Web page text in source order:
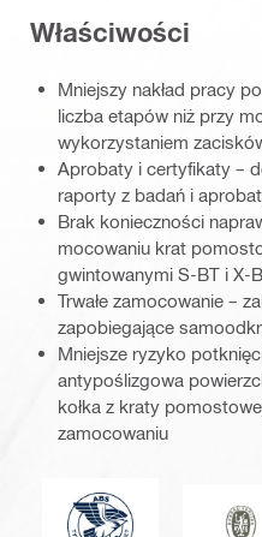
Właściwości
Mniejszy nakład pracy
liczba etapów niż przy
wykorzystaniem
Aprobaty i certyfikaty –
raporty z badań i
Brak konieczności
mocowaniu krat
gwintowanymi S-BT i X-
Trwałe zamocowanie –
zapobiegające
Mniejsze ryzyko
antypoślizgowa
kołka z kraty
zamocowaniu
Towarzystwo